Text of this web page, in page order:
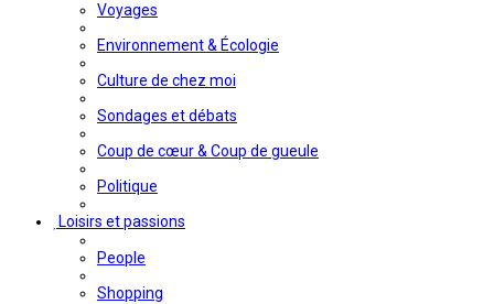
Voyages
Environnement & Écologie
Culture de chez moi
Sondages et débats
Coup de cœur & Coup de gueule
Politique
Loisirs et passions
People
Shopping